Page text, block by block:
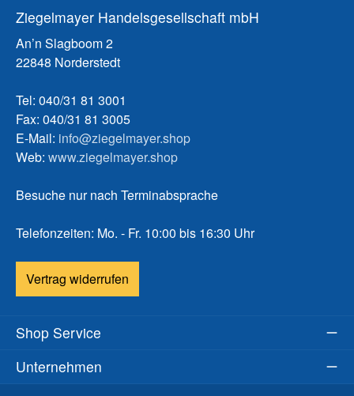
Ziegelmayer Handelsgesellschaft mbH
An’n Slagboom 2
22848 Norderstedt
Tel: 040/31 81 3001
Fax: 040/31 81 3005
E-Mail: info@ziegelmayer.shop
Web: www.ziegelmayer.shop
Besuche nur nach Terminabsprache
Telefonzeiten: Mo. - Fr. 10:00 bis 16:30 Uhr
Vertrag widerrufen
Shop Service
Unternehmen